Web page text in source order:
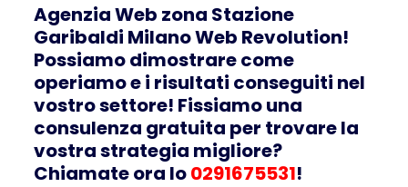
Agenzia Web zona Stazione
Garibaldi Milano Web Revolution!
Possiamo dimostrare come
operiamo e i risultati conseguiti nel
vostro settore! Fissiamo una
consulenza gratuita per trovare la
vostra strategia migliore?
Chiamate ora lo0291675531!